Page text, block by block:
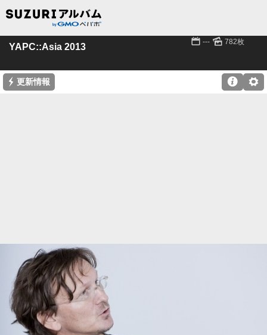
YAPC::Asia 2013 📅 --- 🌄 782枚
⚡ 更新情報 ⚙
